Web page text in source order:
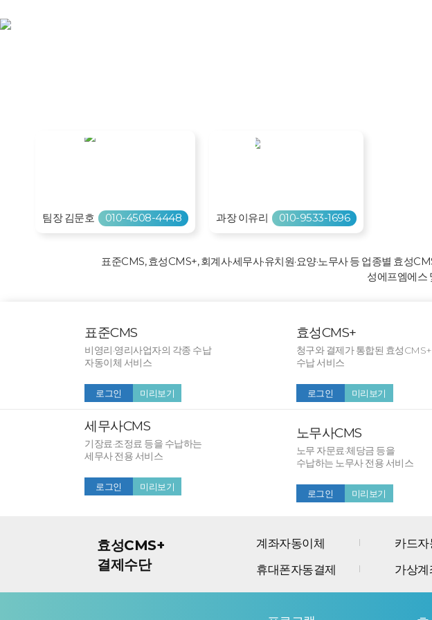
팀장 김문호 010-4508-4448 과장 이유리 010-9533-1696
표준CMS, 효성CMS+, 회계사·세무사·유치원·요양·노무사 등 업종별 효성
성에프엠에스
표준CMS
비영리·영리사업자의 각종 수납
자동이체 서비스
로그인 미리보기
효성CMS+
청구와 결제가 통합된 효성CMS+
수납 서비스
로그인 미리보기
세무사CMS
기장료·조정료 등을 수납하는
세무사 전용 서비스
로그인 미리보기
노무사CMS
노무 자문료·체당금 등을
수납하는 노무사 전용 서비스
로그인 미리보기
효성CMS+
결제수단
계좌자동이체
카드자
휴대폰자동결제
가상계